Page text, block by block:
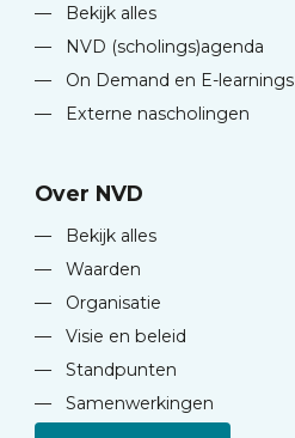
—
Bekijk alles
—
NVD (scholings)agenda
—
On Demand en E-learnings
—
Externe nascholingen
Over NVD
—
Bekijk alles
—
Waarden
—
Organisatie
—
Visie en beleid
—
Standpunten
—
Samenwerkingen